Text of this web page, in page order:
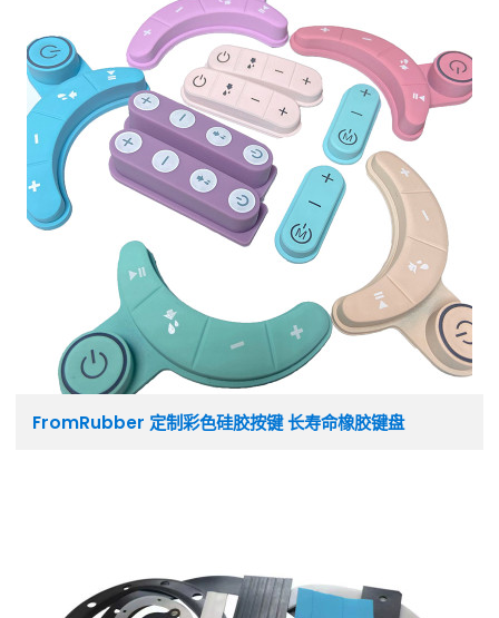
FromRubber 定制彩色硅胶按键 长寿命橡胶键盘